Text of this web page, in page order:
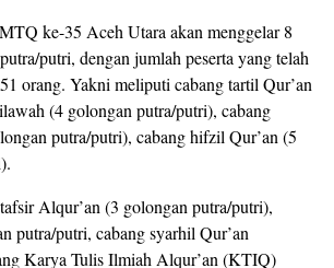
ke-35 Aceh Utara akan menggelar 8
putri, dengan jumlah peserta yang telah
orang. Yakni meliputi cabang tartil Qur’an
(4 golongan putra/putri), cabang
putra/putri), cabang hifzil Qur’an (5
Alqur’an (3 golongan putra/putri),
putra/putri, cabang syarhil Qur’an
Karya Tulis Ilmiah Alqur’an (KTIQ)